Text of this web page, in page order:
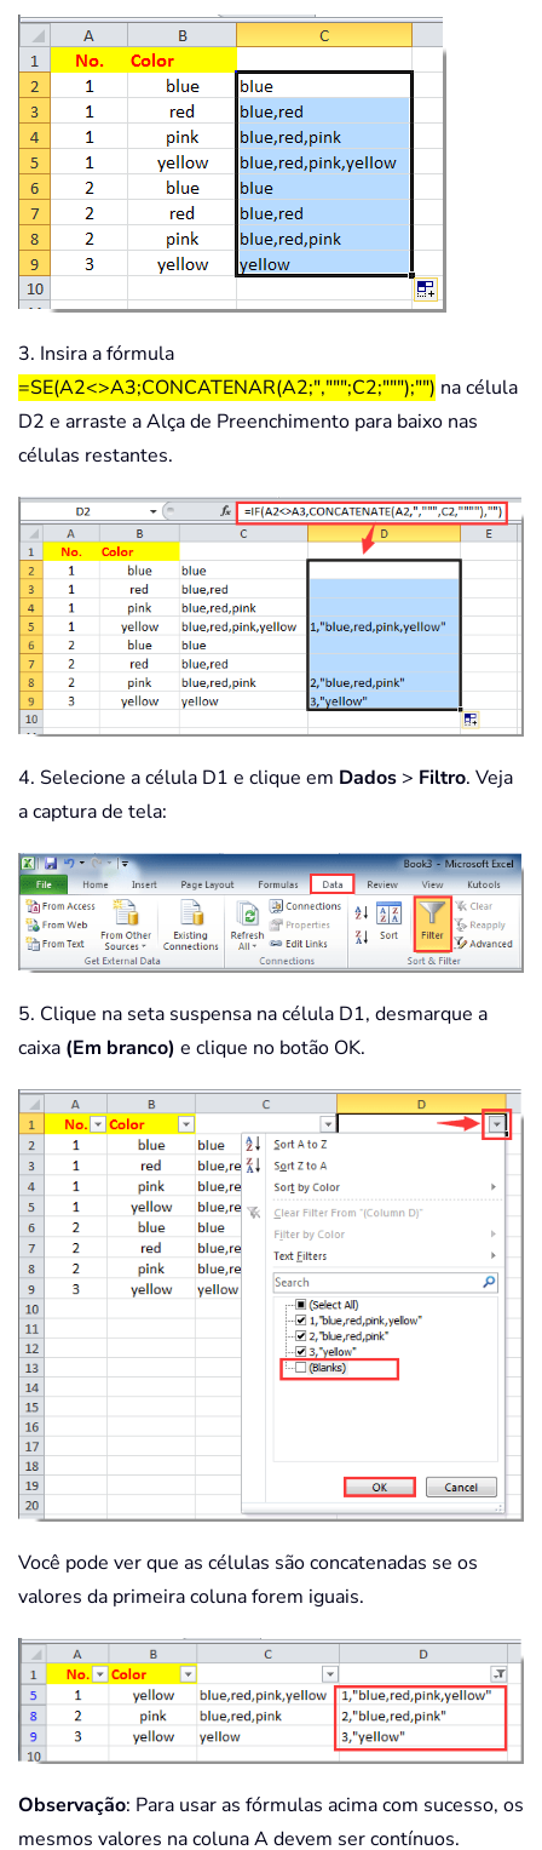
3. Insira a fórmula
=SE(A2<>A3;CONCATENAR(A2;",""";C2;""");"") na célula
D2 e arraste a Alça de Preenchimento para baixo nas
células restantes.
4. Selecione a célula D1 e clique em Dados > Filtro. Veja
a captura de tela:
5. Clique na seta suspensa na célula D1, desmarque a
caixa (Em branco) e clique no botão OK.
Você pode ver que as células são concatenadas se os
valores da primeira coluna forem iguais.
Observação: Para usar as fórmulas acima com sucesso, os
mesmos valores na coluna A devem ser contínuos.